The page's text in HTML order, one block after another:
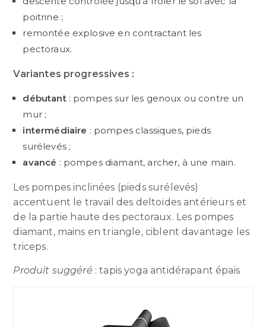
poitrine ;
remontée explosive en contractant les
pectoraux.
Variantes progressives :
débutant: pompes sur les genoux ou contre un
mur ;
intermédiaire : pompes classiques, pieds
surélevés ;
avancé : pompes diamant, archer, à une main.
Les pompes inclinées (pieds surélevés)
accentuent le travail des deltoïdes antérieurs et
de la partie haute des pectoraux. Les pompes
diamant, mains en triangle, ciblent davantage les
triceps.
Produit suggéré : tapis yoga antidérapant épais